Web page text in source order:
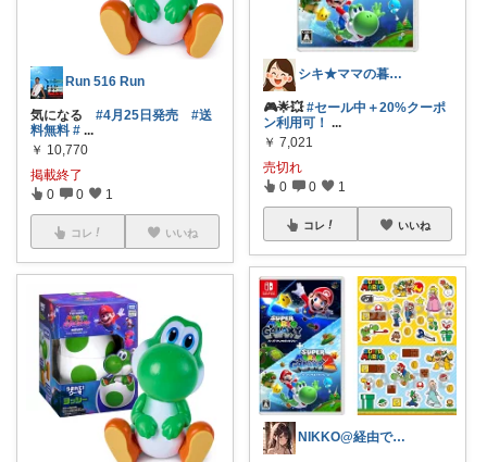
Run 516 Run
気になる #4月25日発売
#送
料無料 # ...
￥ 10,770
掲載終了
0 0 1
コレ いいね
シキ★ママの暮らし、キッズ
🎮🌟💥#セール中＋20%クーポ
ン利用可！ ...
￥ 7,021
売切れ
0 0 1
コレ いいね
NIKKO@経由で購入ありがとう✨